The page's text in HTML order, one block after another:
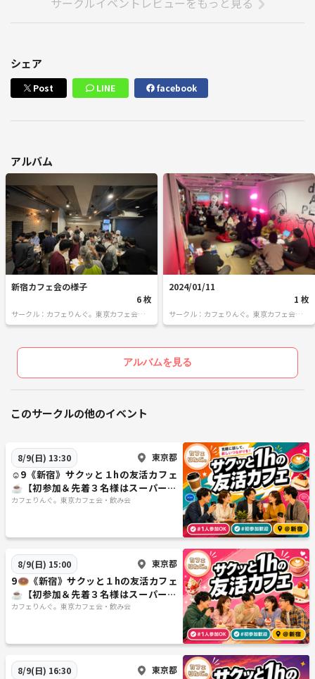
シェア
Post LINE facebook
アルバム
新宿カフェ会の様子
6 枚
サークル：カフェりんぐ。東京カフェ会・飲
み会
2024/01/11
1 枚
サークル：カフェりんぐ。東京カフェ会・飲
み会
アルバムを見る
このサークルの他のイベント
8/9(日) 13:30 東京都
☺️9《新宿》サクッと１hの友活カフェ
☕️【初参加＆先着３名様はスーパー割
引】素敵な1日は素敵な出会いから✨
カフェりんぐ。東京カフェ会・飲み会
8/9(日) 15:00 東京都
9🍩《新宿》サクッと１hの友活カフェ
☕️【初参加＆先着３名様はスーパー割
引】素敵な1日は素敵な出会いから✨
カフェりんぐ。東京カフェ会・飲み会
8/9(日) 16:30 東京都